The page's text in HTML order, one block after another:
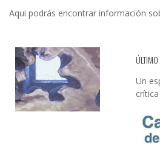
Aqui podrás encontrar información
Un